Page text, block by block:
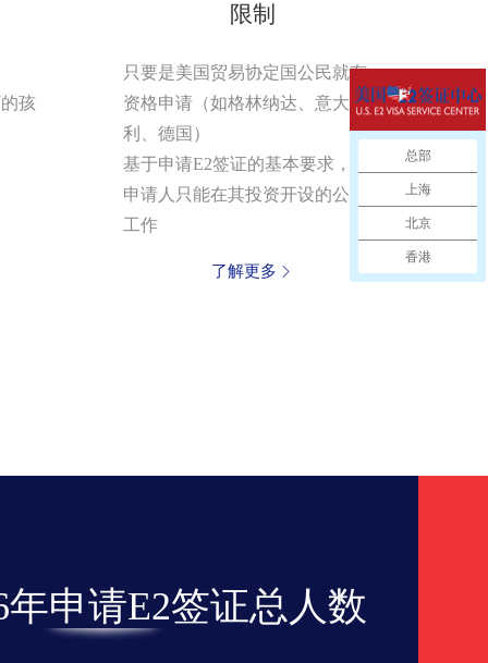
孩
限制
只要是美国贸易协定国公民就有
资格申请（如格林纳达、意大
利、德国）
基于申请E2签证的基本要求，主
申请人只能在其投资开设的公司
工作
了解更多
年申请E2签证总人数
总部
上海
北京
香港